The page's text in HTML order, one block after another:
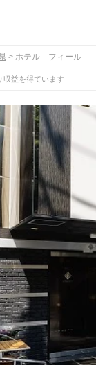
ホテル フィール
収益を得ています